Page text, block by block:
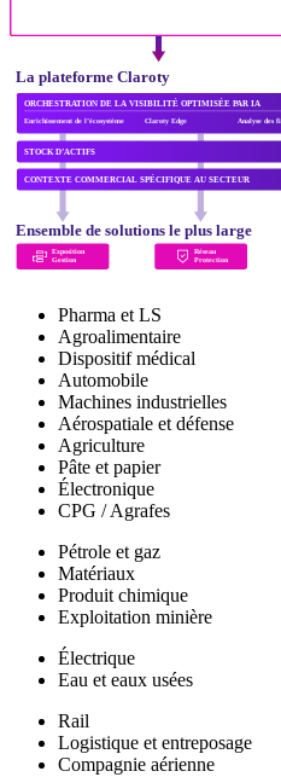
La plateforme Claroty
Ensemble de solutions le plus large
Réseau
Protection
Exposition
Gestion
CONTEXTE COMMERCIAL SPÉCIFIQUE AU SECTEUR
STOCK D’ACTIFS
ORCHESTRATION DE LA VISIBILITÉ OPTIMISÉE PAR IA
Enrichissement de l’écosystème Claroty Edge Analyse des
Pharma et LS
Agroalimentaire
Dispositif médical
Automobile
Machines industrielles
Aérospatiale et défense
Agriculture
Pâte et papier
Électronique
CPG / Agrafes
Pétrole et gaz
Matériaux
Produit chimique
Exploitation minière
Électrique
Eau et eaux usées
Rail
Logistique et entreposage
Compagnie aérienne